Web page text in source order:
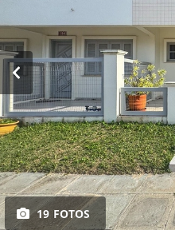
19 FOTOS